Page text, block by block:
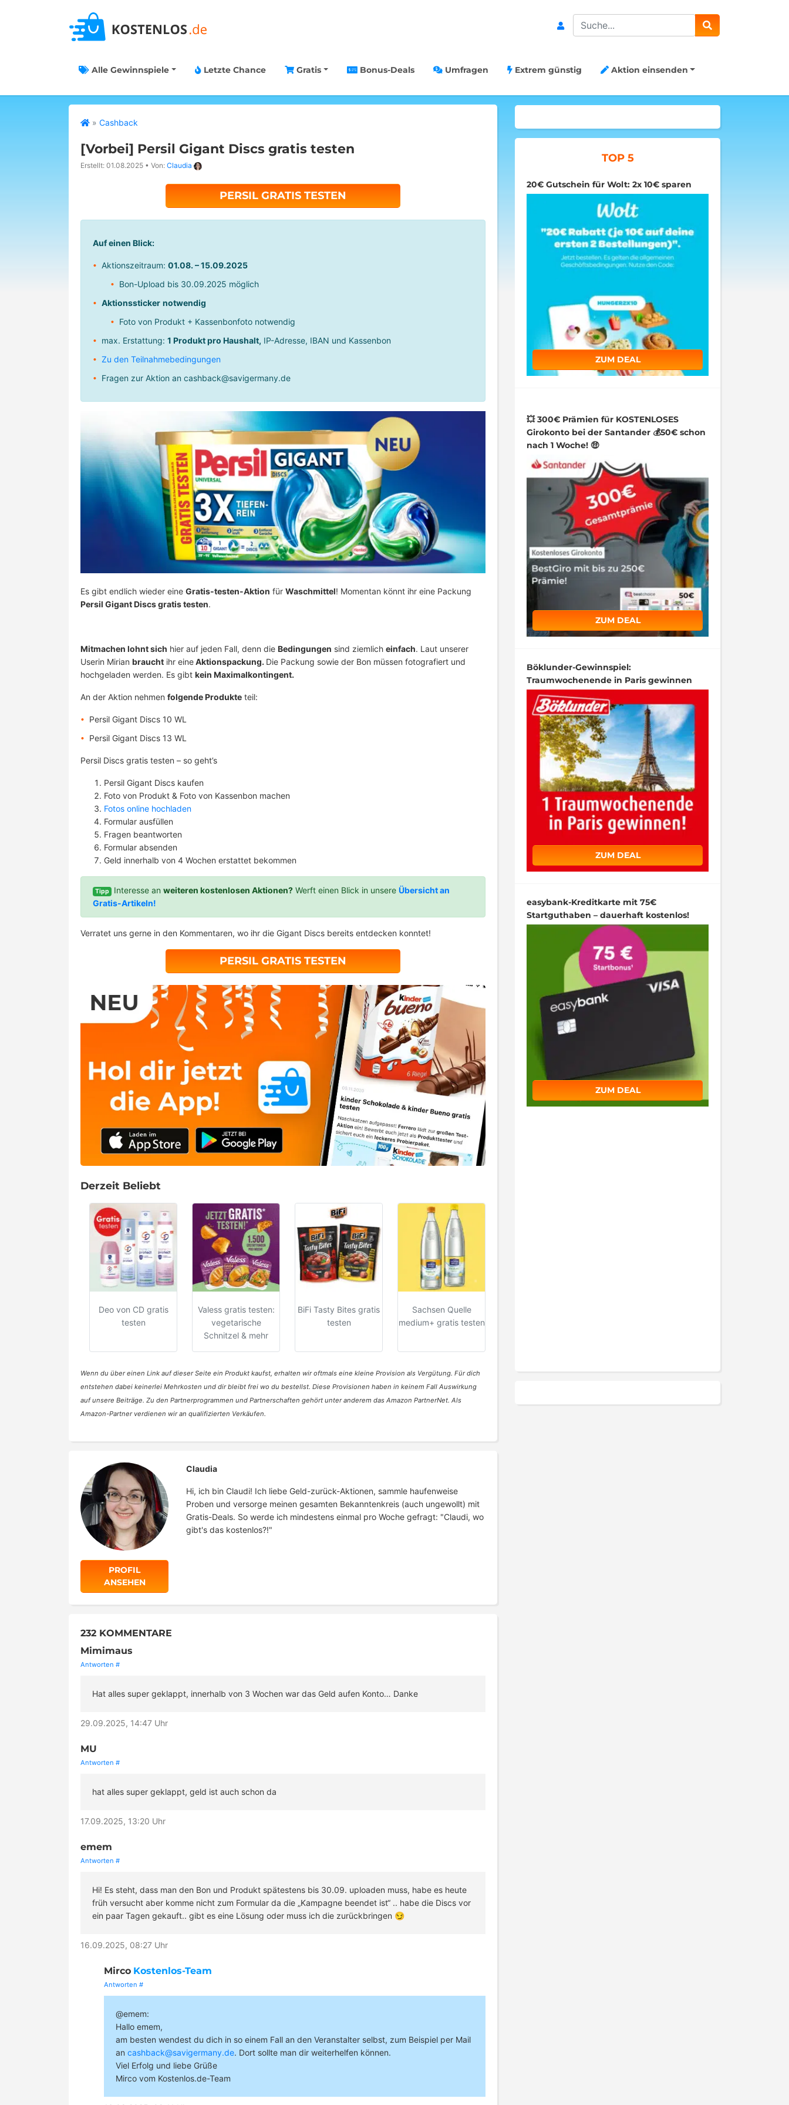
Search
Alle Gewinnspiele Letzte Chance Gratis Bonus-Deals Umfragen Extrem günstig Aktion einsenden
» Cashback
[Vorbei] Persil Gigant Discs gratis testen
Erstellt: 01.08.2025 • Von: Claudia
PERSIL GRATIS TESTEN
Auf einen Blick:
Aktionszeitraum: 01.08. – 15.09.2025
Bon-Upload bis 30.09.2025 möglich
Aktionssticker notwendig
Foto von Produkt + Kassenbonfoto notwendig
max. Erstattung: 1 Produkt pro Haushalt, IP-Adresse, IBAN und Kassenbon
Zu den Teilnahmebedingungen
Fragen zur Aktion an cashback@savigermany.de
Es gibt endlich wieder eine Gratis-testen-Aktion für Waschmittel! Momentan könnt ihr eine Packung
Persil Gigant Discs gratis testen.
Mitmachen lohnt sich hier auf jeden Fall, denn die Bedingungen sind ziemlich einfach. Laut unserer
Userin Mirian braucht ihr eineAktionspackung. Die Packung sowie der Bon müssen fotografiert und
hochgeladen werden. Es gibt kein Maximalkontingent.
An der Aktion nehmen folgende Produkte teil:
Persil Gigant Discs 10 WL
Persil Gigant Discs 13 WL
Persil Discs gratis testen – so geht’s
Persil Gigant Discs kaufen
Foto von Produkt & Foto von Kassenbon machen
Fotos online hochladen
Formular ausfüllen
Fragen beantworten
Formular absenden
Geld innerhalb von 4 Wochen erstattet bekommen
Tipp Interesse anweiteren kostenlosen Aktionen? Werft einen Blick in unsereÜbersicht an
Gratis-Artikeln!
Verratet uns gerne in den Kommentaren, wo ihr die Gigant Discs bereits entdecken konntet!
PERSIL GRATIS TESTEN
Derzeit Beliebt
Deo von CD gratis
testen
Valess gratis testen:
vegetarische
Schnitzel & mehr
BiFi Tasty Bites gratis
testen
Sachsen Quelle
medium+ gratis testen
Wenn du über einen Link auf dieser Seite ein Produkt kaufst, erhalten wir oftmals eine kleine Provision als Vergütung. Für dich
entstehen dabei keinerlei Mehrkosten und dir bleibt frei wo du bestellst. Diese Provisionen haben in keinem Fall Auswirkung
auf unsere Beiträge. Zu den Partnerprogrammen und Partnerschaften gehört unter anderem das Amazon PartnerNet. Als
Amazon-Partner verdienen wir an qualifizierten Verkäufen.
PROFIL
ANSEHEN
Claudia
Hi, ich bin Claudi! Ich liebe Geld-zurück-Aktionen, sammle haufenweise
Proben und versorge meinen gesamten Bekanntenkreis (auch ungewollt) mit
Gratis-Deals. So werde ich mindestens einmal pro Woche gefragt: "Claudi, wo
gibt's das kostenlos?!"
232 KOMMENTARE
Mimimaus
Antworten #
Hat alles super geklappt, innerhalb von 3 Wochen war das Geld aufen Konto… Danke
29.09.2025, 14:47 Uhr
MU
Antworten #
hat alles super geklappt, geld ist auch schon da
17.09.2025, 13:20 Uhr
emem
Antworten #
Hi! Es steht, dass man den Bon und Produkt spätestens bis 30.09. uploaden muss, habe es heute
früh versucht aber komme nicht zum Formular da die „Kampagne beendet ist“ .. habe die Discs vor
ein paar Tagen gekauft.. gibt es eine Lösung oder muss ich die zurückbringen 😏
16.09.2025, 08:27 Uhr
Mirco Kostenlos-Team
Antworten #
@emem:
Hallo emem,
am besten wendest du dich in so einem Fall an den Veranstalter selbst, zum Beispiel per Mail
an cashback@savigermany.de. Dort sollte man dir weiterhelfen können.
Viel Erfolg und liebe Grüße
Mirco vom Kostenlos.de-Team
TOP 5
20€ Gutschein für Wolt: 2x 10€ sparen
ZUM DEAL
💥 300€ Prämien für KOSTENLOSES
Girokonto bei der Santander 💰50€ schon
nach 1 Woche! 🤑
ZUM DEAL
Böklunder-Gewinnspiel:
Traumwochenende in Paris gewinnen
ZUM DEAL
easybank-Kreditkarte mit 75€
Startguthaben – dauerhaft kostenlos!
ZUM DEAL